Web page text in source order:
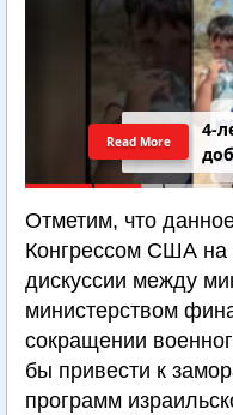
4-
Read More
Отметим, что
Конгрессом США на
дискуссии между
министерством
сокращении
бы привести к
программ